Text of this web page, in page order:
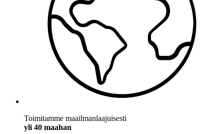
Toimitamme maailmanlaajuisesti
yli 40 maahan